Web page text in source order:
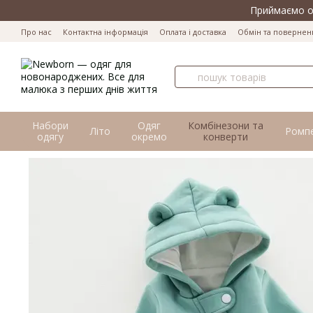
Приймаємо
Про нас Контактна інформація Оплата і доставка Обмін та
Набори
одягу
Літо
Одяг
окремо
Комбінезони та
конверти